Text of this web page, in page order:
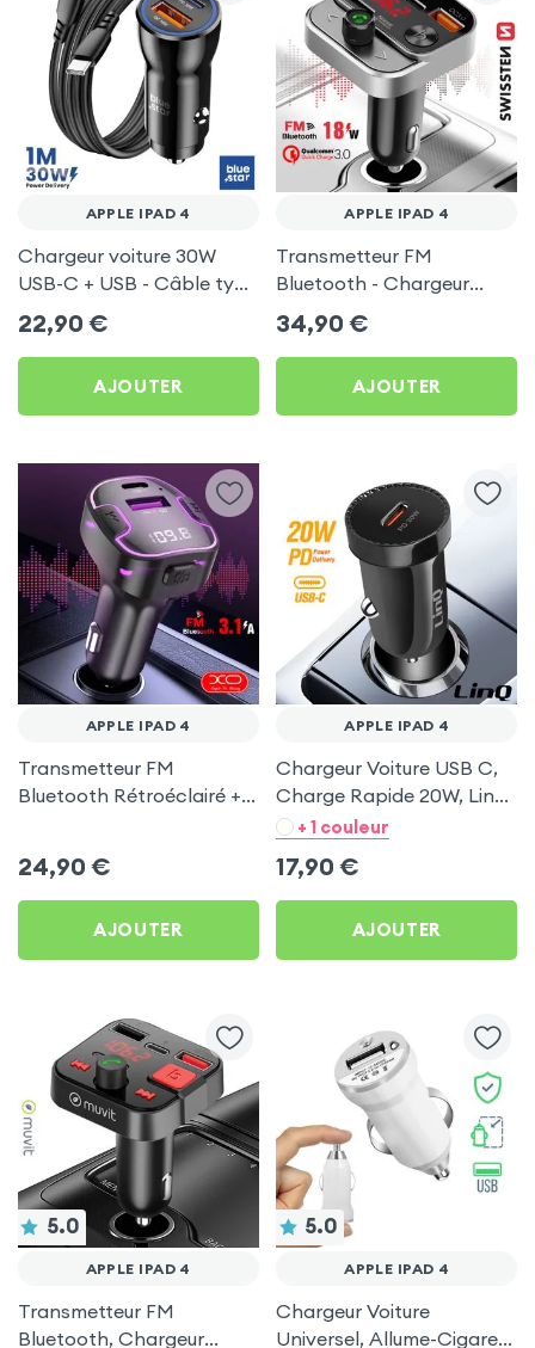
APPLE IPAD 4
Chargeur voiture 30W
USB-C + USB - Câble type
C 60W Blue Star pour
Apple iPad 4
22,90 €
AJOUTER
APPLE IPAD 4
Transmetteur FM
Bluetooth - Chargeur
Voiture USB C + USB -
Swissten
34,90 €
AJOUTER
APPLE IPAD 4
Transmetteur FM
Bluetooth Rétroéclairé +
24,90 €
AJOUTER
APPLE IPAD 4
Chargeur Voiture USB C,
Charge Rapide 20W, LinQ
- Noir pour Apple iPad 4
+ 1 couleur
17,90 €
AJOUTER
5.0
APPLE IPAD 4
Transmetteur FM
Bluetooth, Chargeur
5.0
APPLE IPAD 4
Chargeur Voiture
Universel, Allume-Cigare